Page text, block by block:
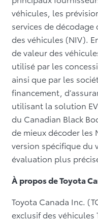
véhicules, les
services de
des véhicules (NIV).
de valeur des
utilisé par les
ainsi que par les
financement,
utilisant la solution
du Canadian Black
de mieux décoder les
version spécifique du
évaluation plus
À propos de Toyota
Toyota Canada Inc.
exclusif des véhicules